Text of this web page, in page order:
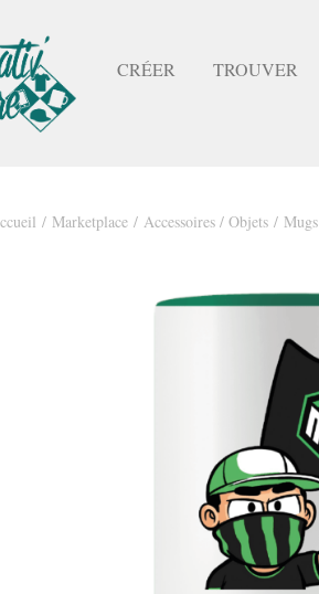
CRÉER TROUVER
/ Marketplace / Accessoires / Objets / Mugs